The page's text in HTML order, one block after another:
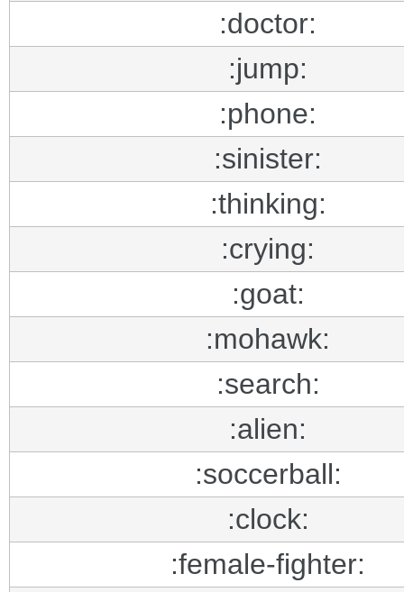
:doctor:
:jump:
:phone:
:sinister:
:thinking:
:crying:
:goat:
:mohawk:
:search:
:alien:
:soccerball:
:clock:
:female-fighter: